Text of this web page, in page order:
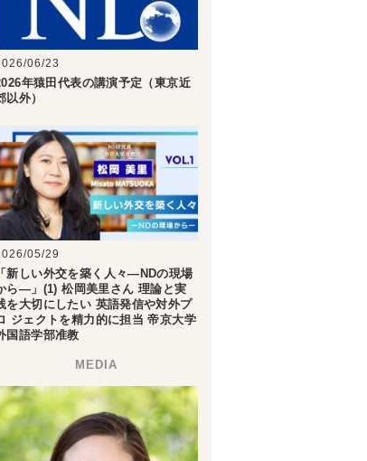
06/23
年猿田代表の講演予定（東京近
以外）
05/29
「新しい外交を築く人々―NDの現場
ら―」(1) 松岡美里さん 理論と実
を大切にしたい 英語発信や対外プ
ジェクトを精力的に担当 帝京大学
国語学部准教